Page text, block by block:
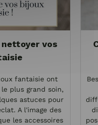
vos
fantaisie ont
plus grand soin,
astuces pour
A l'image des
les accessoires